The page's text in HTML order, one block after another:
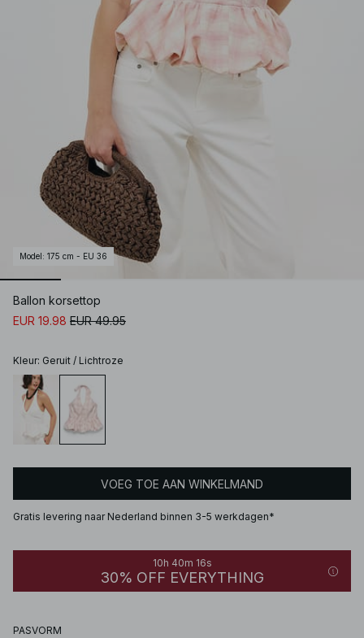
Model : 175 cm - EU 36
Ballon korsettop
EUR 19.98 EUR 49.95
Kleur: Geruit / Lichtroze
VOEG TOE AAN WINKELMAND
Gratis levering naar Nederland binnen 3-5 werkdagen*
10h 40m 16s
30% OFF EVERYTHING
PASVORM